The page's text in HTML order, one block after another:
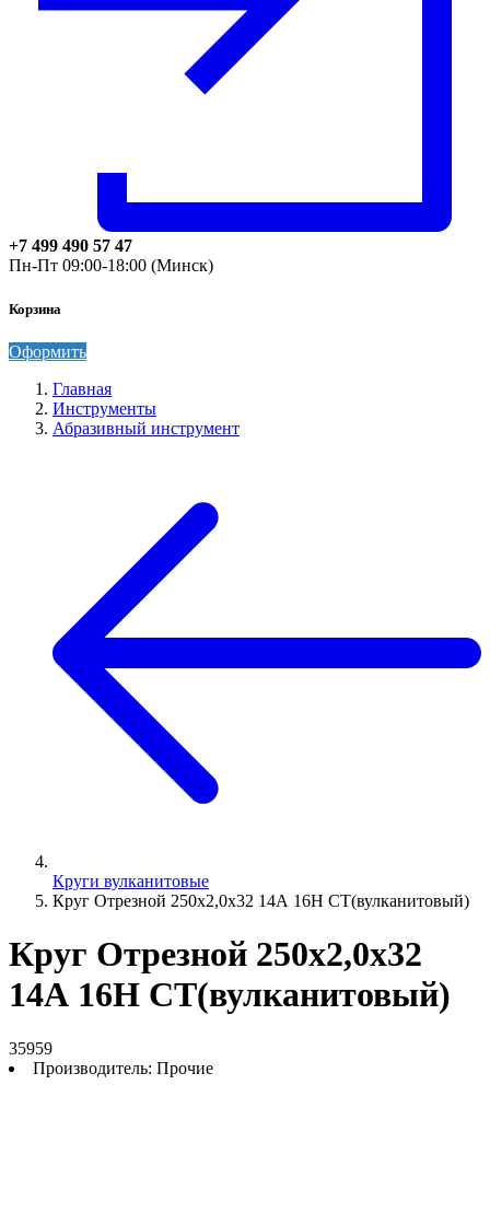
+7 499 490 57 47
Пн-Пт 09:00-18:00 (Минск)
Корзина
Оформить
Главная
Инструменты
Абразивный инструмент
Круги вулканитовые
Круг Отрезной 250х2,0х32 14А 16Н СТ(вулканитовый)
Круг Отрезной 250х2,0х32
14А 16Н СТ(вулканитовый)
35959
Производитель: Прочие